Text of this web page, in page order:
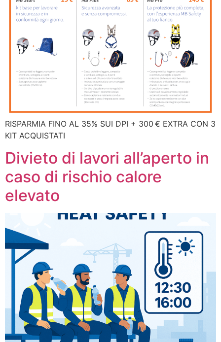
RISPARMIA FINO AL 35% SUI DPI + 300 € EXTRA CON 3
KIT ACQUISTATI
Divieto di lavori all’aperto in
caso di rischio calore
elevato